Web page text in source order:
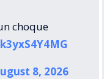
choque
8, 2026